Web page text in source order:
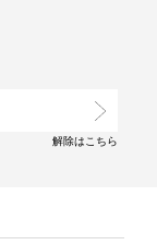
解除は こちら